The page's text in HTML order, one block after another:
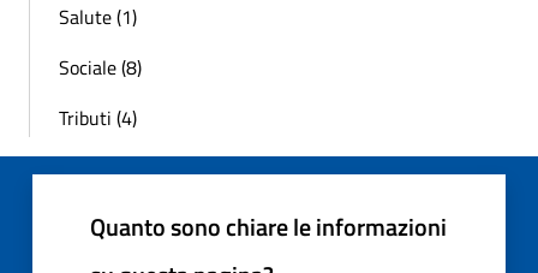
Salute (1)
Sociale (8)
Tributi (4)
Quanto sono chiare le informazioni